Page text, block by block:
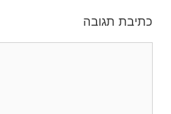
כתיבת תגובה